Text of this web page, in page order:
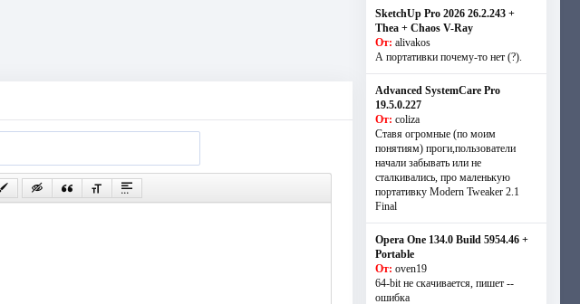
SketchUp Pro 2026 26.2.243 +
Thea + Chaos V-Ray
От: alivakos
А портативки почему-то нет (?).
Advanced SystemCare Pro
19.5.0.227
От: coliza
Ставя огромные (по моим
понятиям) проги,пользователи
начали забывать или не
сталкивались, про маленькую
портативку Modern Tweaker 2.1
Final
Opera One 134.0 Build 5954.46 +
Portable
От: oven19
64-bit не скачивается, пишет --
ошибка